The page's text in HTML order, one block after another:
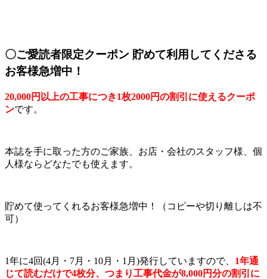
〇ご愛読者限定クーポン 貯めて利用してくださる
お客様急増中！
20,000円以上の工事につき1枚2000円の割引に使えるクーポ
ンです。
本誌を手に取った方のご家族、お店・会社のスタッフ様、個
人様ならどなたでも使えます。
貯めて使ってくれるお客様急増中！（コピーや切り離しは不
可）
1年に4回(4月・7月・10月・1月)発行していますので、 1年通
じて読むだけで4枚分、つまり工事代金が8,000円分の割引に